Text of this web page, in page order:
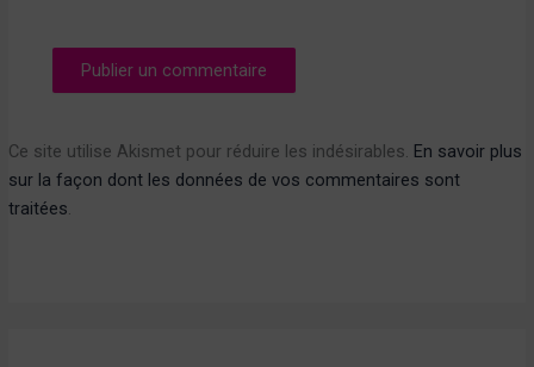
Ce site utilise Akismet pour réduire les indésirables. En savoir plus
sur la façon dont les données de vos commentaires sont
traitées.